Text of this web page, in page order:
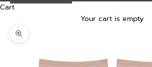
Cart
Your cart is empty
Zoom picture